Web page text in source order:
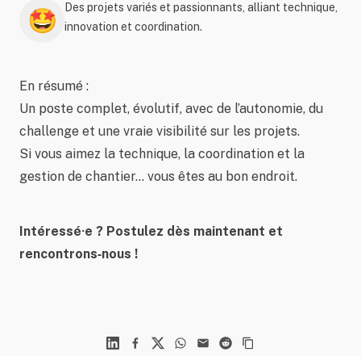
🤩
Des projets variés et passionnants, alliant technique,
innovation et coordination.
En résumé :
Un poste complet, évolutif, avec de l’autonomie, du
challenge et une vraie visibilité sur les projets.
Si vous aimez la technique, la coordination et la
gestion de chantier… vous êtes au bon endroit.
Intéressé·e ? Postulez dès maintenant et
rencontrons‑nous !
LinkedinFacebook
X WhatsApp
MailReddit